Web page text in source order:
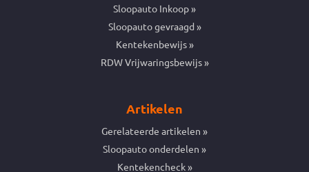
Sloopauto Inkoop
Sloopauto gevraagd
Kentekenbewijs
RDW Vrijwaringsbewijs
Artikelen
Gerelateerde artikelen
Sloopauto onderdelen
Kentekencheck